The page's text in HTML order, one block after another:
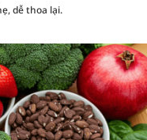
dễ thoa lại.